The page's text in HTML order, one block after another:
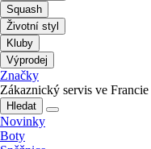
Squash
Životní styl
Kluby
Výprodej
Značky
Zákaznický servis ve Francie
Hledat
Novinky
Boty